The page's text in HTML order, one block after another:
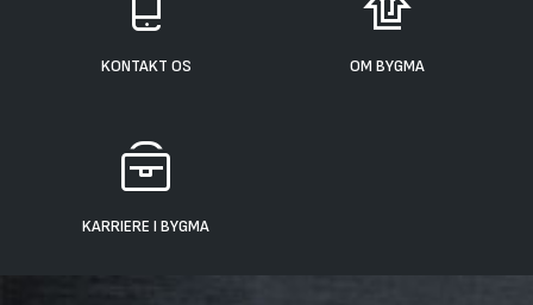
KONTAKT OS OM BYGMA
KARRIERE I BYGMA